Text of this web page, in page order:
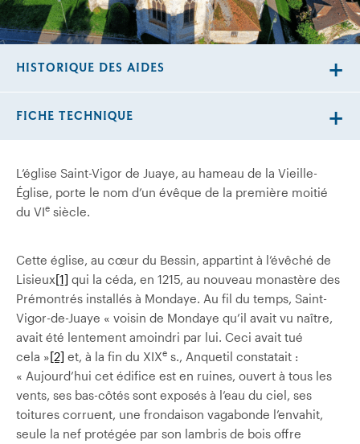
L’église Saint-Vigor de Juaye, au hameau de la Vieille-
Église, porte le nom d’un évêque de la première moitié
du VIe siècle.
Cette église, au cœur du Bessin, appartint à l’évêché de
Lisieux[1] qui la céda, en 1215, au nouveau monastère des
Prémontrés installés à Mondaye. Au fil du temps, Saint-
Vigor-de-Juaye « voisin de Mondaye qu’il avait vu naître,
avait été lentement amoindri par lui. Ceci avait tué
cela »[2] et, à la fin du XIXe s., Anquetil constatait :
« Aujourd’hui cet édifice est en ruines, ouvert à tous les
vents, ses bas-côtés sont exposés à l’eau du ciel, ses
toitures corruent, une frondaison vagabonde l’envahit,
seule la nef protégée par son lambris de bois offre
HISTORIQUE DES AIDES
FICHE TECHNIQUE